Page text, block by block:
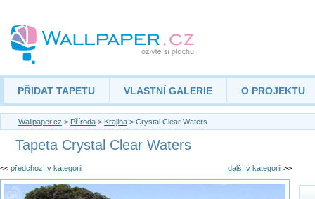
PŘIDAT TAPETU VLASTNÍ GALERIE O PROJEKTU
Wallpaper.cz > Příroda > Krajina > Crystal Clear Waters
Tapeta Crystal Clear Waters
<< předchozí v kategorii další v kategorii >>